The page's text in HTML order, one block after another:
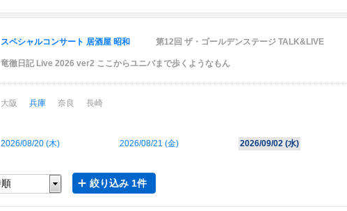
スペシャルコンサート 居酒屋 昭和 第12回 ザ・ゴールデンステージ TALK&LIVE
竜徹日記 Live 2026 ver2 ここからユニバまで歩くようなもん
大阪 兵庫 奈良 長崎
2026/08/20 (木) 2026/08/21 (金) 2026/09/02 (水)
絞り込み 1件